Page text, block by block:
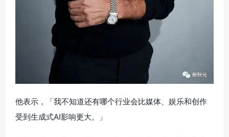
他表示，「我不知道还有哪个行业会比媒体、娱乐和创作
受到生成式AI影响更大。」